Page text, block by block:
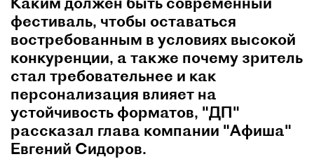
фестиваль, чтобы оставаться
востребованным в условиях высокой
конкуренции, а также почему зритель
стал требовательнее и как
персонализация влияет на
устойчивость форматов, "ДП"
рассказал глава компании "Афиша"
Евгений Сидоров.